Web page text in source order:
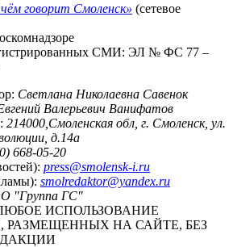
говорит Смоленск» (сетевое
СМИ: ЭЛ № ФС 77 –
Светлана Николаевна Савенок
Валерьевич Ванифатов
214000,Смоленская обл, г. Смоленск, ул.
д.14а
668-05-20
press@smolensk-i.ru
smolredaktor@yandex.ru
"Группа ГС"
ИСПОЛЬЗОВАНИЕ
РАЗМЕЩЕННЫХ НА САЙТЕ, БЕЗ